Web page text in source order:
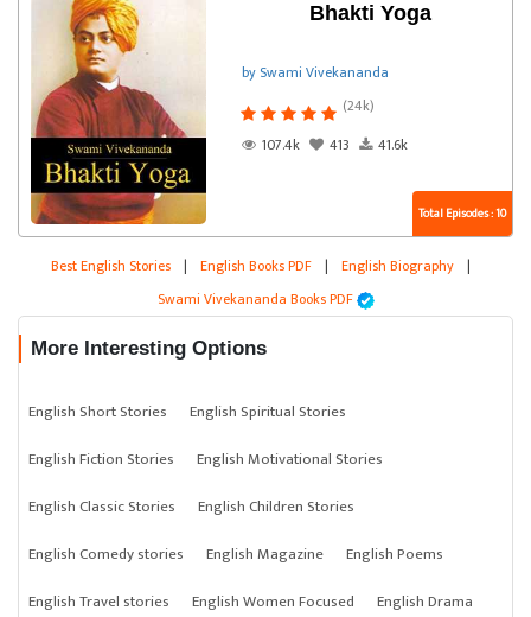
Bhakti Yoga
by Swami Vivekananda
(24k)
107.4k
413 41.6k
Total Episodes : 10
Best English Stories | English Books PDF | English Biography |
Swami Vivekananda Books PDF
More Interesting Options
English Short Stories
English Spiritual Stories
English Fiction Stories
English Motivational Stories
English Classic Stories
English Children Stories
English Comedy stories
English Magazine
English Poems
English Travel stories
English Women Focused English Drama